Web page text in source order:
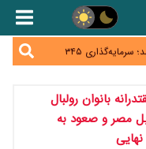
شد
نباشند؛ خرید دینار در
جنگ کریدورها وارد فاز جدید شد؛ سرمایه‌گذاری ۳۴۵
نقدینگی؛ نقش
از تولید
بانوان رولبال
مصر و صعود به